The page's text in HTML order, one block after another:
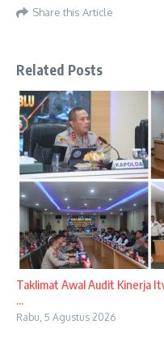
Share this Article
Related Posts
Taklimat Awal Audit Kinerja
...
Rabu, 5 Agustus 2026